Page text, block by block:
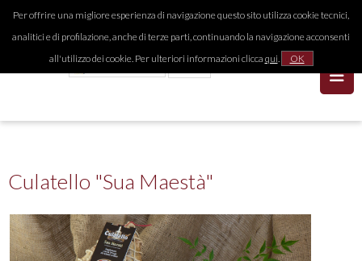
Per offrire una migliore esperienza di navigazione questo sito utilizza cookie tecnici,
analitici e di profilazione, anche di terze parti, continuando la navigazione acconsenti
all'utilizzo dei cookie. Per ulteriori informazioni clicca qui. OK
Culatello "Sua Maestà"